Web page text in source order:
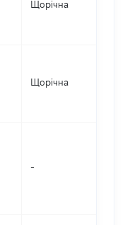
Щорічна
Щорічна
-